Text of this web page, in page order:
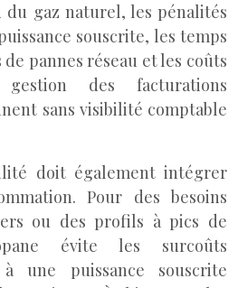
du gaz naturel, les pénalités
souscrite, les temps
pannes réseau et les coûts
des facturations
sans visibilité comptable
doit également intégrer
Pour des besoins
ou des profils à pics de
évite les surcoûts
à une puissance souscrite